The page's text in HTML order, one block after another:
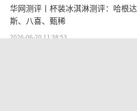
华网测评丨杯装冰淇淋测评：哈根达
斯、八喜、甄稀
2026-06-20 11:38:53